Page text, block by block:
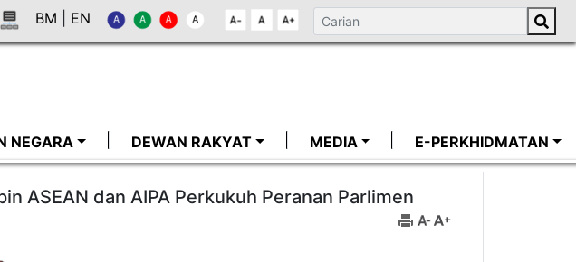
BM EN
NEGARA DEWAN RAKYAT MEDIA E-PERKHIDMATAN
ASEAN dan AIPA Perkukuh Peranan Parlimen